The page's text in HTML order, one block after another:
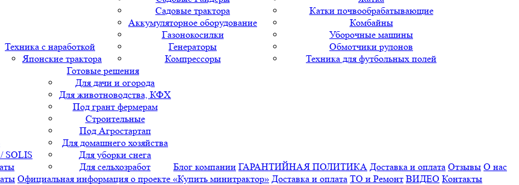
Техника с наработкой
Японские трактора
Садовые трактора
Аккумуляторное оборудование
Газонокосилки
Генераторы
Компрессоры
Катки почвообрабатывающие
Комбайны
Уборочные машины
Обмотчики рулонов
Техника для футбольных полей
SOLIS
Готовые решения
Для дачи и огорода
Для животноводства, КФХ
Под грант фермерам
Строительные
Под Агростартап
Для домашнего хозяйства
Для уборки снега
Для сельхозработ
Блог компании ГАРАНТИЙНАЯ ПОЛИТИКА Доставка и оплата Отзывы О нас
Официальная информация о проекте «Купить минитрактор» Доставка и оплата ТО и Ремонт ВИДЕО Контакты